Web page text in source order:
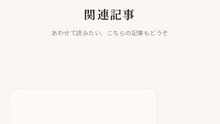
関連記事
あわせて読みたい、こちらの記事もどうぞ
【LINE占い】海華先生は当たる！？当たらない口コミ評判
【LINE占い】潜在霊視 昏翅 (クレハ) 先生は当たる！？当た
らない口コミ評判も徹底検証！
【LINE占い】アレックス先生は当たる！？当たらない口コ